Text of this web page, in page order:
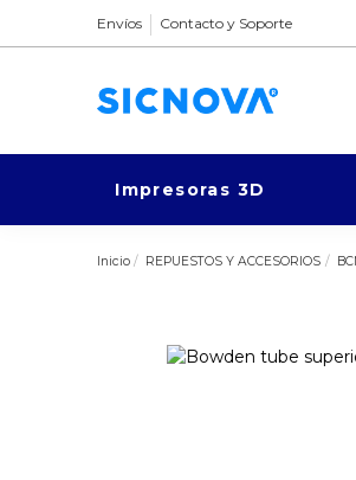
Envíos Contacto y Soporte
Impresoras 3D
Inicio REPUESTOS Y ACCESORIOS